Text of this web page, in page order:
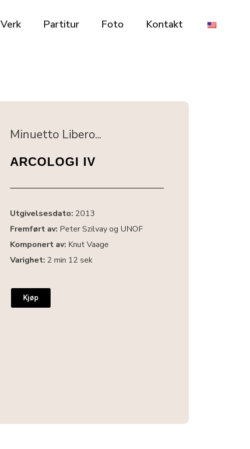
Verk Partitur Foto Kontakt
Minuetto Libero...
ARCOLOGI IV
Utgivelsesdato: 2013
Fremført av: Peter Szilvay og UNOF
Komponert av: Knut Vaage
Varighet: 2 min 12 sek
Kjøp